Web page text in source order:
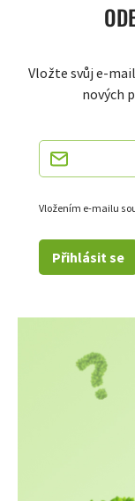
Vložte svůj e-
nových
Vložením e-mailu
Přihlásit se